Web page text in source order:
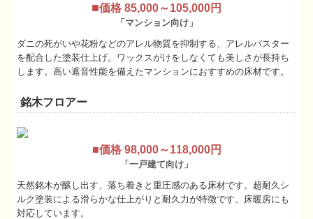
■価格 85,000～105,000円
「マンション向け」
ダニの死がいや花粉などのアレル物質を抑制する、アレルバスター
を配合した塗装仕上げ。ワックスがけをしなくても美しさが長持ち
します。高い遮音性能を備えたマンションにおすすめの床材です。
銘木フロアー
■価格 98,000～118,000円
「一戸建て向け」
天然銘木が醸し出す、落ち着きと重圧感のある床材です。超耐久シ
ルク塗装による滑らかな仕上がりと耐久力が特徴です。床暖房にも
対応しています。